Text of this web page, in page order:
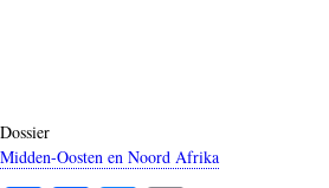
Dossier
Midden-Oosten en Noord Afrika